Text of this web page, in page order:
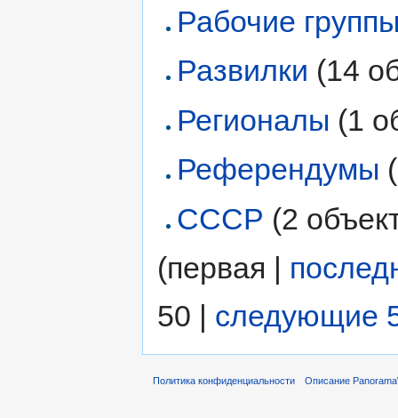
Рабочие
Развилки (14
Регионалы (1
Референдумы
СССР (2
(первая |
50 | следующие
Политика конфиденциальности Описание